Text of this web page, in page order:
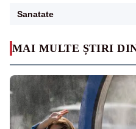
MAI MULTE ȘTIRI
Sanatate